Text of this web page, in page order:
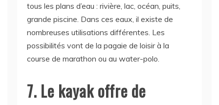
tous les plans d’eau : rivière, lac, océan, puits,
grande piscine. Dans ces eaux, il existe de
nombreuses utilisations différentes. Les
possibilités vont de la pagaie de loisir à la
course de marathon ou au water-polo.
7. Le kayak offre de